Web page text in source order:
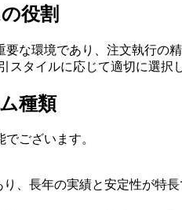
役割
な環境であり、注文執行
タイルに応じて適切に選択
種類
ございます。
、長年の実績と安定性が特